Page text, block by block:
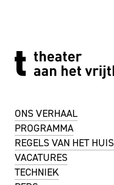
ONS VERHAAL
PROGRAMMA
REGELS VAN HET HUIS
VACATURES
TECHNIEK